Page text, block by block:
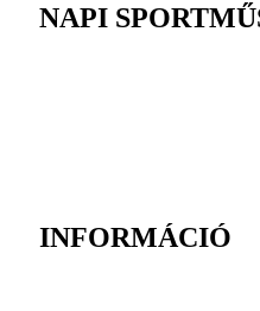
NAPI
INFORMÁCIÓ